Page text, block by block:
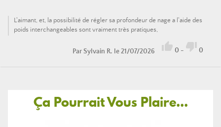
L'aimant, et, la possibilité de régler sa profondeur de nage a l'aide des
poids interchangeables sont vraiment très pratiques,
Par Sylvain R. le 21/07/2026  0 -  0
Ça Pourrait Vous Plaire...